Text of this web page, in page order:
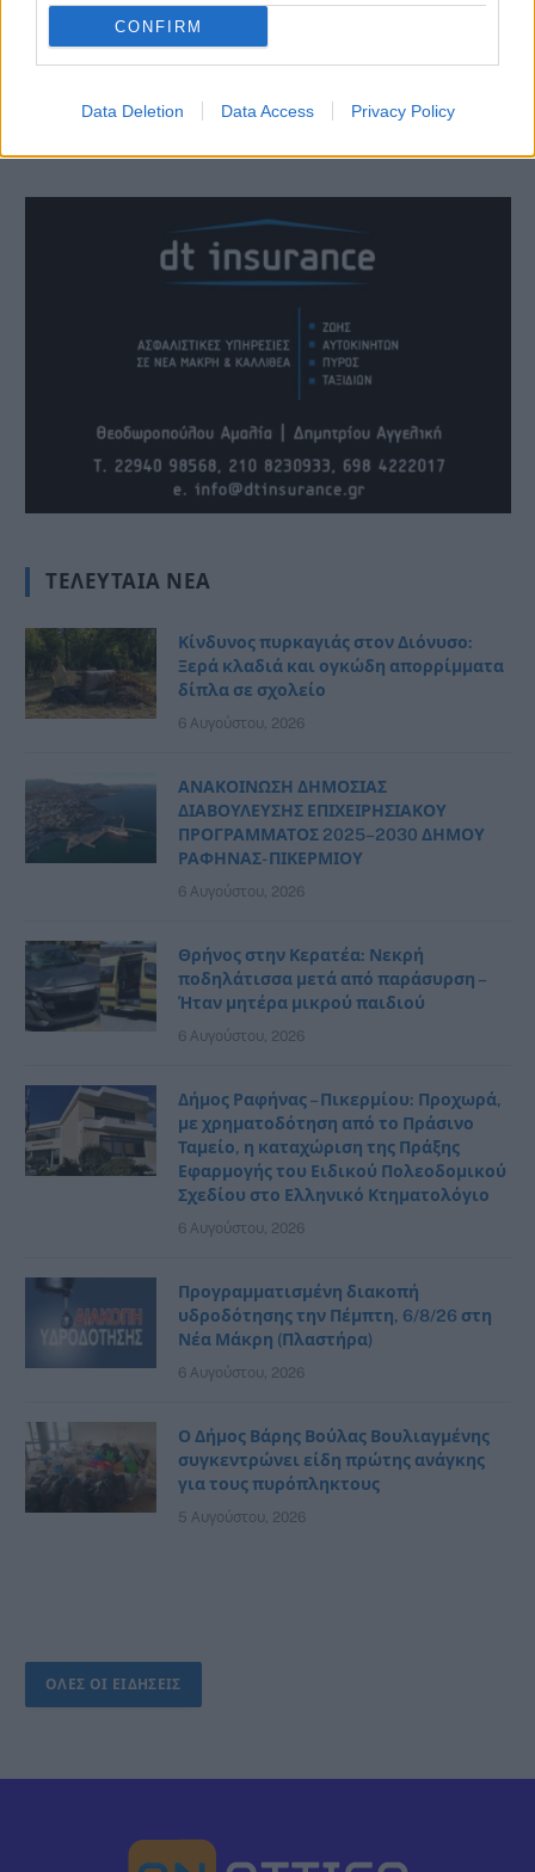
CONFIRM
Data Deletion Data Access Privacy Policy
ΤΕΛΕΥΤΑΊΑ ΝΈΑ
Κίνδυνος πυρκαγιάς στον Διόνυσο:
Ξερά κλαδιά και ογκώδη απορρίμματα
δίπλα σε σχολείο
6 Αυγούστου, 2026
ΑΝΑΚΟΙΝΩΣΗ ΔΗΜΟΣΙΑΣ
ΔΙΑΒΟΥΛΕΥΣΗΣ ΕΠΙΧΕΙΡΗΣΙΑΚΟΥ
ΠΡΟΓΡΑΜΜΑΤΟΣ 2025–2030 ΔΗΜΟΥ
ΡΑΦΗΝΑΣ- ΠΙΚΕΡΜΙΟΥ
6 Αυγούστου, 2026
Θρήνος στην Κερατέα: Νεκρή
ποδηλάτισσα μετά από παράσυρση –
Ήταν μητέρα μικρού παιδιού
6 Αυγούστου, 2026
Δήμος Ραφήνας – Πικερμίου: Προχωρά,
με χρηματοδότηση από το Πράσινο
Ταμείο, η καταχώριση της Πράξης
Εφαρμογής του Ειδικού Πολεοδομικού
Σχεδίου στο Ελληνικό Κτηματολόγιο
6 Αυγούστου, 2026
Προγραμματισμένη διακοπή
υδροδότησης την Πέμπτη, 6/8/26 στη
Νέα Μάκρη (Πλαστήρα)
6 Αυγούστου, 2026
Ο Δήμος Βάρης Βούλας Βουλιαγμένης
συγκεντρώνει είδη πρώτης ανάγκης
για τους πυρόπληκτους
5 Αυγούστου, 2026
ΟΛΕΣ ΟΙ ΕΙΔΗΣΕΙΣ